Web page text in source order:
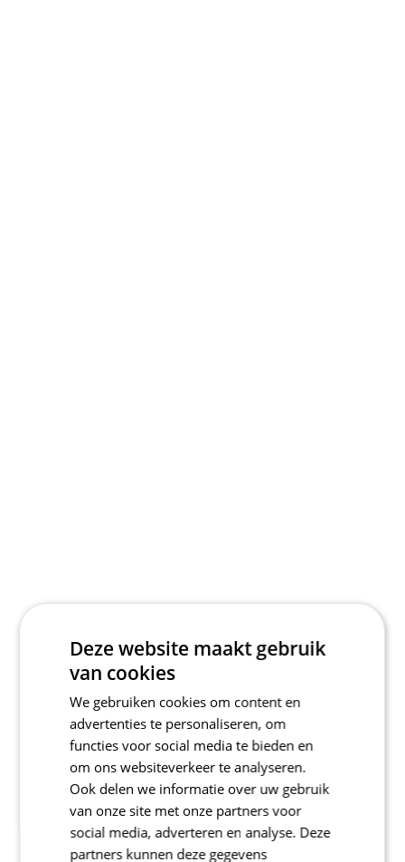
Deze website maakt gebruik
van cookies
We gebruiken cookies om content en
advertenties te personaliseren, om
functies voor social media te bieden en
om ons websiteverkeer te analyseren.
Ook delen we informatie over uw gebruik
van onze site met onze partners voor
social media, adverteren en analyse. Deze
partners kunnen deze gegevens